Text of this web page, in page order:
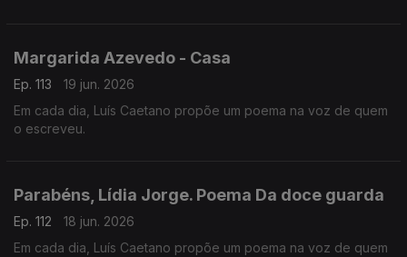
Margarida Azevedo - Casa
Ep. 113
19 jun. 2026
Em cada dia, Luís Caetano propõe um poema na voz de quem
o escreveu.
Parabéns, Lídia Jorge. Poema Da doce guarda
Ep. 112
18 jun. 2026
Em cada dia, Luís Caetano propõe um poema na voz de quem